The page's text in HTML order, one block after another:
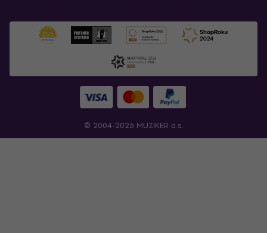
© 2004-2026 MUZIKER a.s.